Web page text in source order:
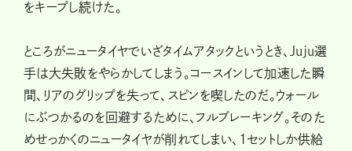
をキープし続けた。
ところがニュータイヤでいざタイムアタックというとき、Juju選
手は大失敗をやらかしてしまう。コースインして加速した瞬
間、リアのグリップを失って、スピンを喫したのだ。ウォール
にぶつかるのを回避するために、フルブレーキング。そのた
めせっかくのニュータイヤが削れてしまい、1セットしか供給